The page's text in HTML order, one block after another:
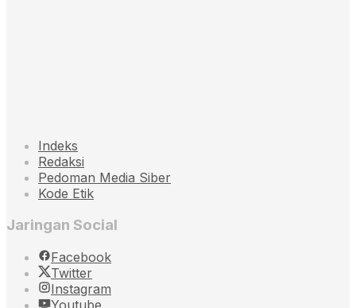
Indeks
Redaksi
Pedoman Media Siber
Kode Etik
Jaringan Social
Facebook
Twitter
Instagram
Youtube